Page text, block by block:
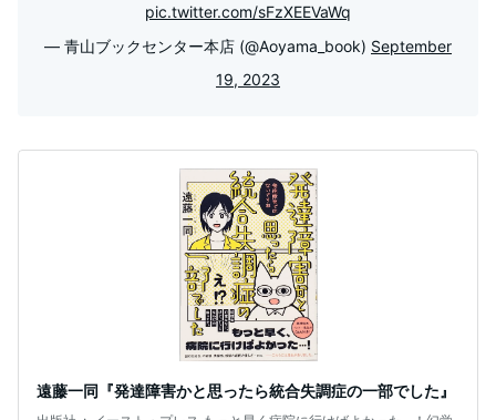
pic.twitter.com/sFzXEEVaWq
— 青山ブックセンター本店 (@Aoyama_book) September
19, 2023
遠藤一同『発達障害かと思ったら統合失調症の一部でした』